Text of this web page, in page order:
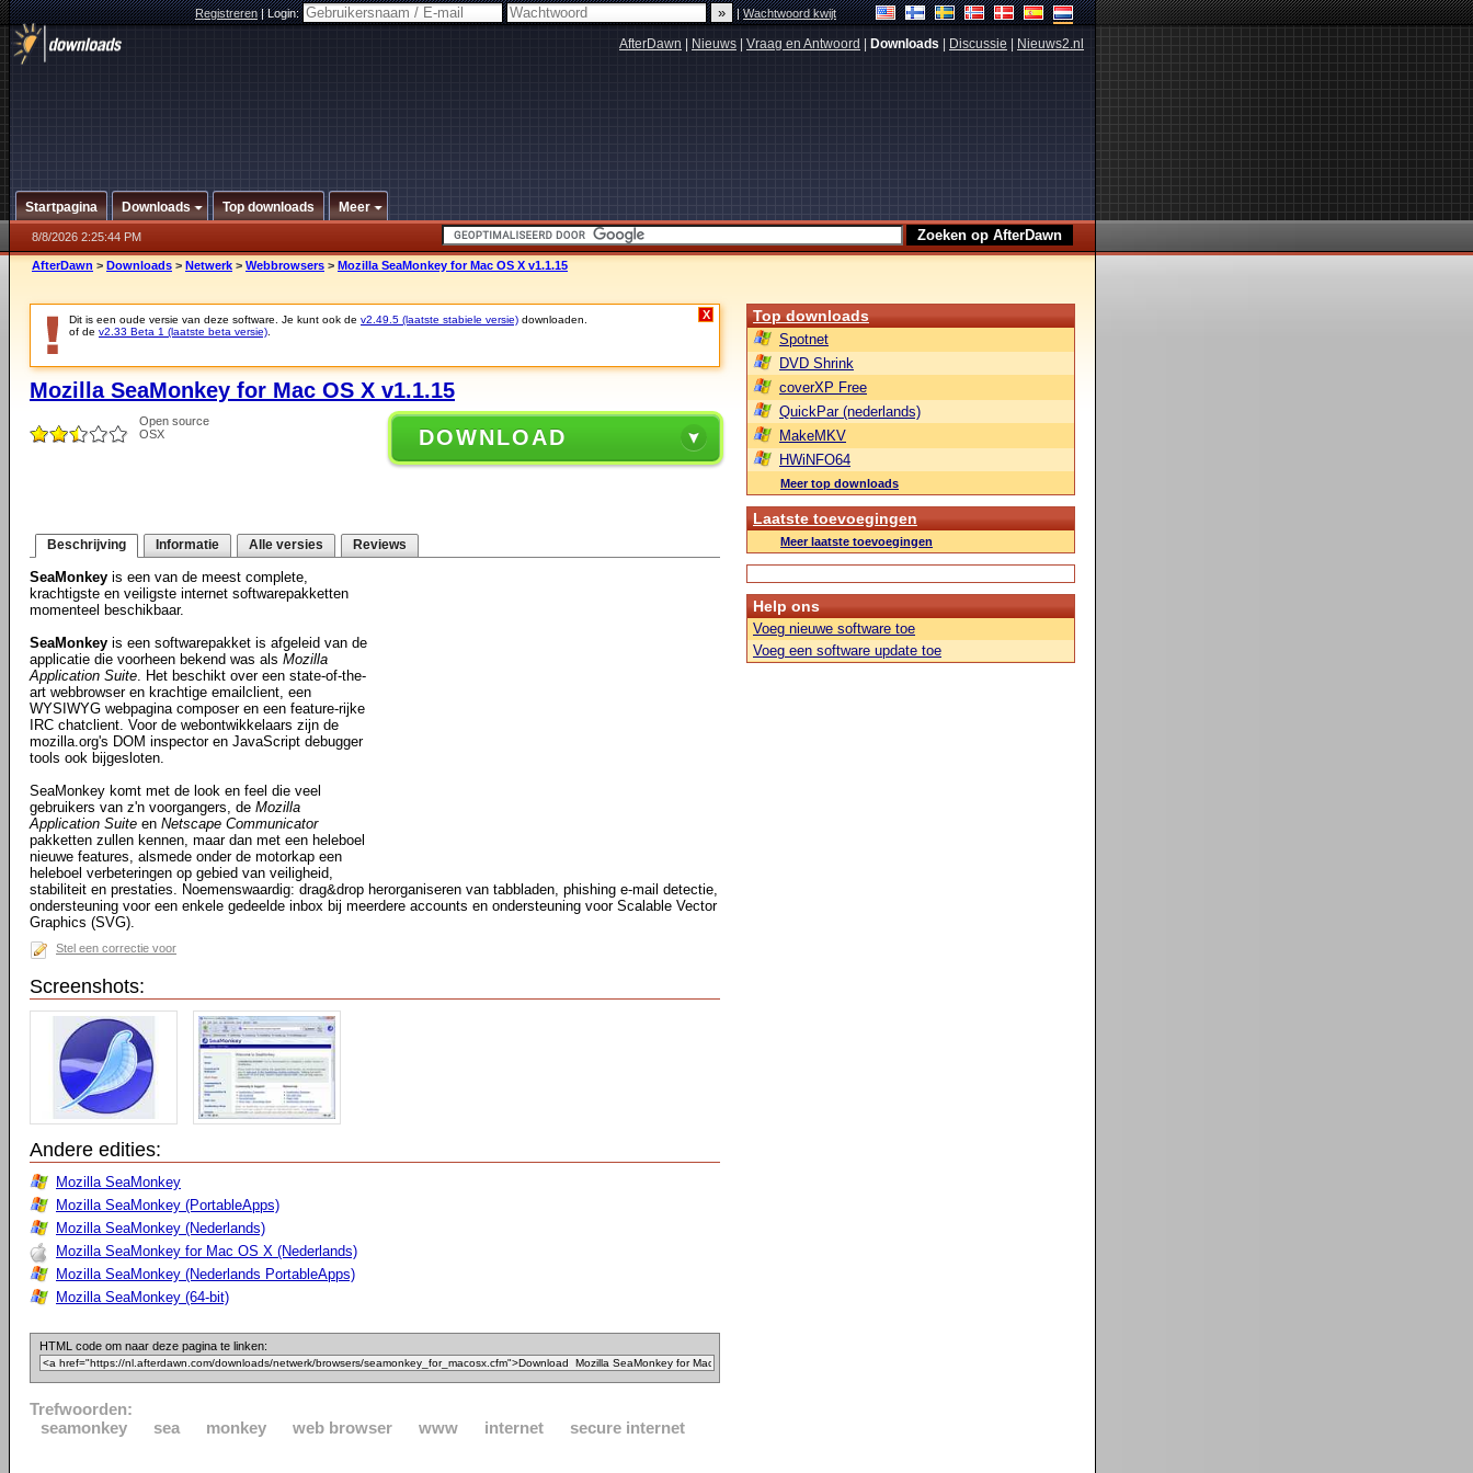
Registreren|Login: |Wachtwoord kwijt
AfterDawn Nieuws Vraag en Antwoord Downloads Discussie Nieuws2.nl
Startpagina Downloads Top downloads Meer
8/8/2026 2:25:44 PM
AfterDawn > Downloads > Netwerk > Webbrowsers > Mozilla SeaMonkey for Mac OS X v1.1.15
Dit is een oude versie van deze software. Je kunt ook de v2.49.5 (laatste stabiele versie) downloaden.
of de v2.33 Beta 1 (laatste beta versie)
X
Mozilla SeaMonkey for Mac OS X v1.1.15
Open source
OSX
DOWNLOAD
Beschrijving Informatie Alle versies Reviews
SeaMonkey is een van de meest complete,
krachtigste en veiligste internet softwarepakketten
momenteel beschikbaar.
SeaMonkey is een softwarepakket is afgeleid van de
applicatie die voorheen bekend was als Mozilla
Application Suite. Het beschikt over een state-of-the-
art webbrowser en krachtige emailclient, een
WYSIWYG webpagina composer en een feature-rijke
IRC chatclient. Voor de webontwikkelaars zijn de
mozilla.org's DOM inspector en JavaScript debugger
tools ook bijgesloten.
SeaMonkey komt met de look en feel die veel
gebruikers van z'n voorgangers, de Mozilla
Application Suite en Netscape Communicator
pakketten zullen kennen, maar dan met een heleboel
nieuwe features, alsmede onder de motorkap een
heleboel verbeteringen op gebied van veiligheid,
stabiliteit en prestaties. Noemenswaardig: drag&drop herorganiseren van tabbladen, phishing e-mail detectie,
ondersteuning voor een enkele gedeelde inbox bij meerdere accounts en ondersteuning voor Scalable Vector
Graphics (SVG).
Stel een correctie voor
Screenshots:
Andere edities:
Mozilla SeaMonkey
Mozilla SeaMonkey (PortableApps)
Mozilla SeaMonkey (Nederlands)
Mozilla SeaMonkey for Mac OS X (Nederlands)
Mozilla SeaMonkey (Nederlands PortableApps)
Mozilla SeaMonkey (64-bit)
HTML code om naar deze pagina te linken:
Trefwoorden:
seamonkey
sea monkey web browser www internet secure internet
Top downloads
Spotnet
DVD Shrink
coverXP Free
QuickPar (nederlands)
MakeMKV
HWiNFO64
Meer top downloads
Laatste toevoegingen
Meer laatste toevoegingen
Help ons
Voeg nieuwe software toe
Voeg een software update toe